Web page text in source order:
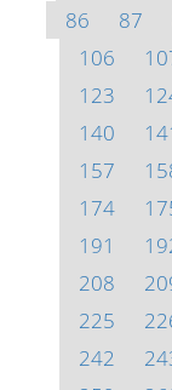
86
87
106
123
140
157
174
191
208
225
242